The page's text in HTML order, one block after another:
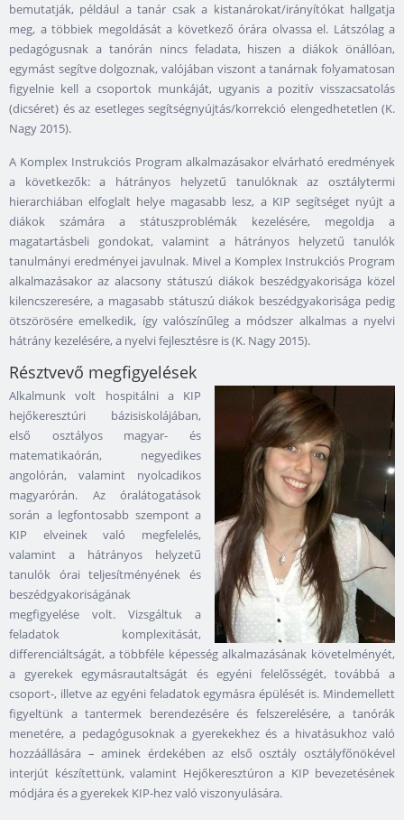
bemutatják, például a tanár csak a kistanárokat/irányítókat hallgatja
meg, a többiek megoldását a következő órára olvassa el. Látszólag a
pedagógusnak a tanórán nincs feladata, hiszen a diákok önállóan,
egymást segítve dolgoznak, valójában viszont a tanárnak folyamatosan
figyelnie kell a csoportok munkáját, ugyanis a pozitív visszacsatolás
(dicséret) és az esetleges segítségnyújtás/korrekció elengedhetetlen (K.
Nagy 2015).
A Komplex Instrukciós Program alkalmazásakor elvárható eredmények
a következők: a hátrányos helyzetű tanulóknak az osztálytermi
hierarchiában elfoglalt helye magasabb lesz, a KIP segítséget nyújt a
diákok számára a státuszproblémák kezelésére, megoldja a
magatartásbeli gondokat, valamint a hátrányos helyzetű tanulók
tanulmányi eredményei javulnak. Mivel a Komplex Instrukciós Program
alkalmazásakor az alacsony státuszú diákok beszédgyakorisága közel
kilencszeresére, a magasabb státuszú diákok beszédgyakorisága pedig
ötszörösére emelkedik, így valószínűleg a módszer alkalmas a nyelvi
hátrány kezelésére, a nyelvi fejlesztésre is (K. Nagy 2015).
Résztvevő megfigyelések
Alkalmunk volt hospitálni a KIP
hejőkeresztúri bázisiskolájában,
első osztályos magyar- és
matematikaórán, negyedikes
angolórán, valamint nyolcadikos
magyarórán. Az óralátogatások
során a legfontosabb szempont a
KIP elveinek való megfelelés,
valamint a hátrányos helyzetű
tanulók órai teljesítményének és
beszédgyakoriságának
megfigyelése volt. Vizsgáltuk a
feladatok komplexitását,
differenciáltságát, a többféle képesség alkalmazásának követelményét,
a gyerekek egymásrautaltságát és egyéni felelősségét, továbbá a
csoport-, illetve az egyéni feladatok egymásra épülését is. Mindemellett
figyeltünk a tantermek berendezésére és felszerelésére, a tanórák
menetére, a pedagógusoknak a gyerekekhez és a hivatásukhoz való
hozzáállására – aminek érdekében az első osztály osztályfőnökével
interjút készítettünk, valamint Hejőkeresztúron a KIP bevezetésének
módjára és a gyerekek KIP-hez való viszonyulására.